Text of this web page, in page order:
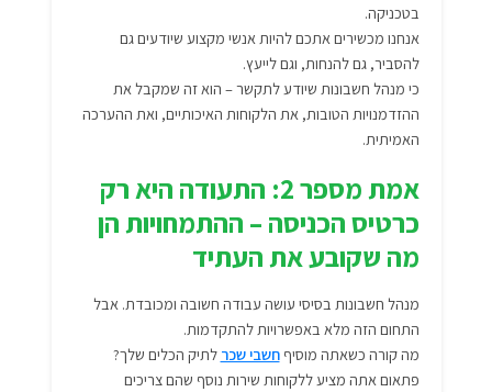
בטכניקה.
אנחנו מכשירים אתכם להיות אנשי מקצוע שיודעים גם
להסביר, גם להנחות, וגם לייעץ.
כי מנהל חשבונות שיודע לתקשר – הוא זה שמקבל את
ההזדמנויות הטובות, את הלקוחות האיכותיים, ואת ההערכה
האמיתית.
אמת מספר 2: התעודה היא רק
כרטיס הכניסה – ההתמחויות הן
מה שקובע את העתיד
מנהל חשבונות בסיסי עושה עבודה חשובה ומכובדת. אבל
התחום הזה מלא באפשרויות להתקדמות.
מה קורה כשאתה מוסיףחשבי שכר לתיק הכלים שלך?
פתאום אתה מציע ללקוחות שירות נוסף שהם צריכים